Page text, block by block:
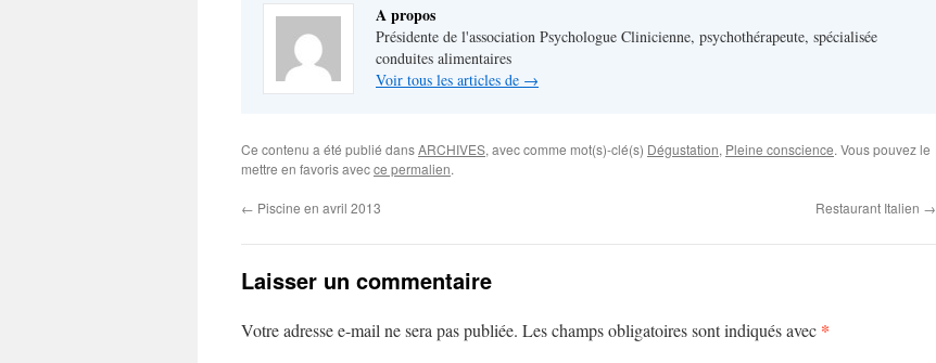
A propos
Présidente de l'association Psychologue Clinicienne, psychothérapeute, spécialisée
conduites alimentaires
Voir tous les articles de →
Ce contenu a été publié dansARCHIVES, avec comme mot(s)-clé(s) Dégustation, Pleine conscience. Vous pouvez le
mettre en favoris avecce permalien.
← Piscine en avril 2013 Restaurant Italien →
Laisser un commentaire
Votre adresse e-mail ne sera pas publiée. Les champs obligatoires sont indiqués avec *